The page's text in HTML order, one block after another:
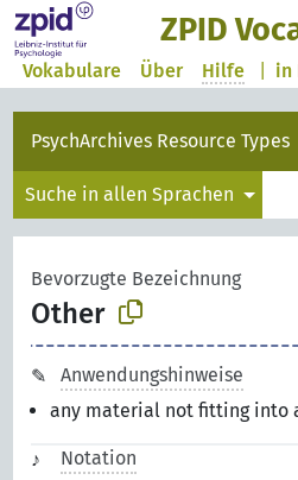
ZPID
in
Vokabulare Über Hilfe
PsychArchives Resource Types
Suche in allen Sprachen
Bevorzugte Bezeichnung
Other
Anwendungshinweise
any material not fitting into
Notation